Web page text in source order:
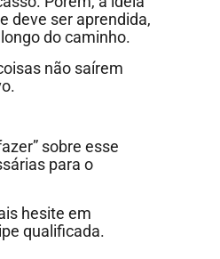
deve ser aprendida,
do caminho.
não saírem
sobre esse
para o
hesite em
qualificada.